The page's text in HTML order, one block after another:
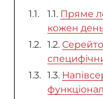
1.1. Пряме
кожен
1.2.
1.3.